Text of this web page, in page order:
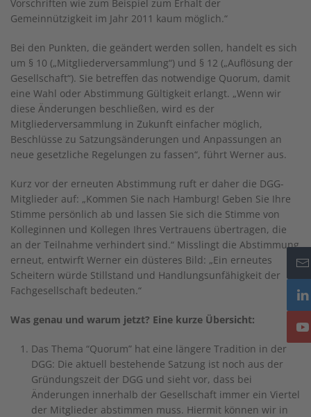
Vorschriften wie zum Beispiel zum Erhalt der
Gemeinnützigkeit im Jahr 2011 kaum möglich.“
Bei den Punkten, die geändert werden sollen, handelt es sich
um § 10 („Mitgliederversammlung“) und § 12 („Auflösung der
Gesellschaft“). Sie betreffen das notwendige Quorum, damit
eine Wahl oder Abstimmung Gültigkeit erlangt. „Wenn wir
diese Änderungen beschließen, wird es der
Mitgliederversammlung in Zukunft einfacher möglich,
Beschlüsse zu Satzungsänderungen und Anpassungen an
neue gesetzliche Regelungen zu fassen“, führt Werner aus.
Kurz vor der erneuten Abstimmung ruft er daher die DGG-
Mitglieder auf: „Kommen Sie nach Hamburg! Geben Sie Ihre
Stimme persönlich ab und lassen Sie sich die Stimme von
Kolleginnen und Kollegen Ihres Vertrauens übertragen, die
an der Teilnahme verhindert sind.“ Misslingt die Abstimmung
erneut, entwirft Werner ein düsteres Bild: „Ein erneutes
Scheitern würde Stillstand und Handlungsunfähigkeit der
Fachgesellschaft bedeuten.“
Was genau und warum jetzt? Eine kurze Übersicht:
Das Thema “Quorum” hat eine längere Tradition in der
DGG: Die aktuell bestehende Satzung ist noch aus der
Gründungszeit der DGG und sieht vor, dass bei
Änderungen innerhalb der Gesellschaft immer ein Viertel
der Mitglieder abstimmen muss. Hiermit können wir in